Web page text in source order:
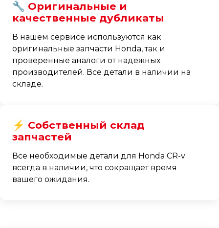
🔧 Оригинальные и
качественные дубликаты
В нашем сервисе используются как
оригинальные запчасти Honda, так и
проверенные аналоги от надежных
производителей. Все детали в наличии на
складе.
⚡ Собственный склад
запчастей
Все необходимые детали для Honda CR-v
всегда в наличии, что сокращает время
вашего ожидания.